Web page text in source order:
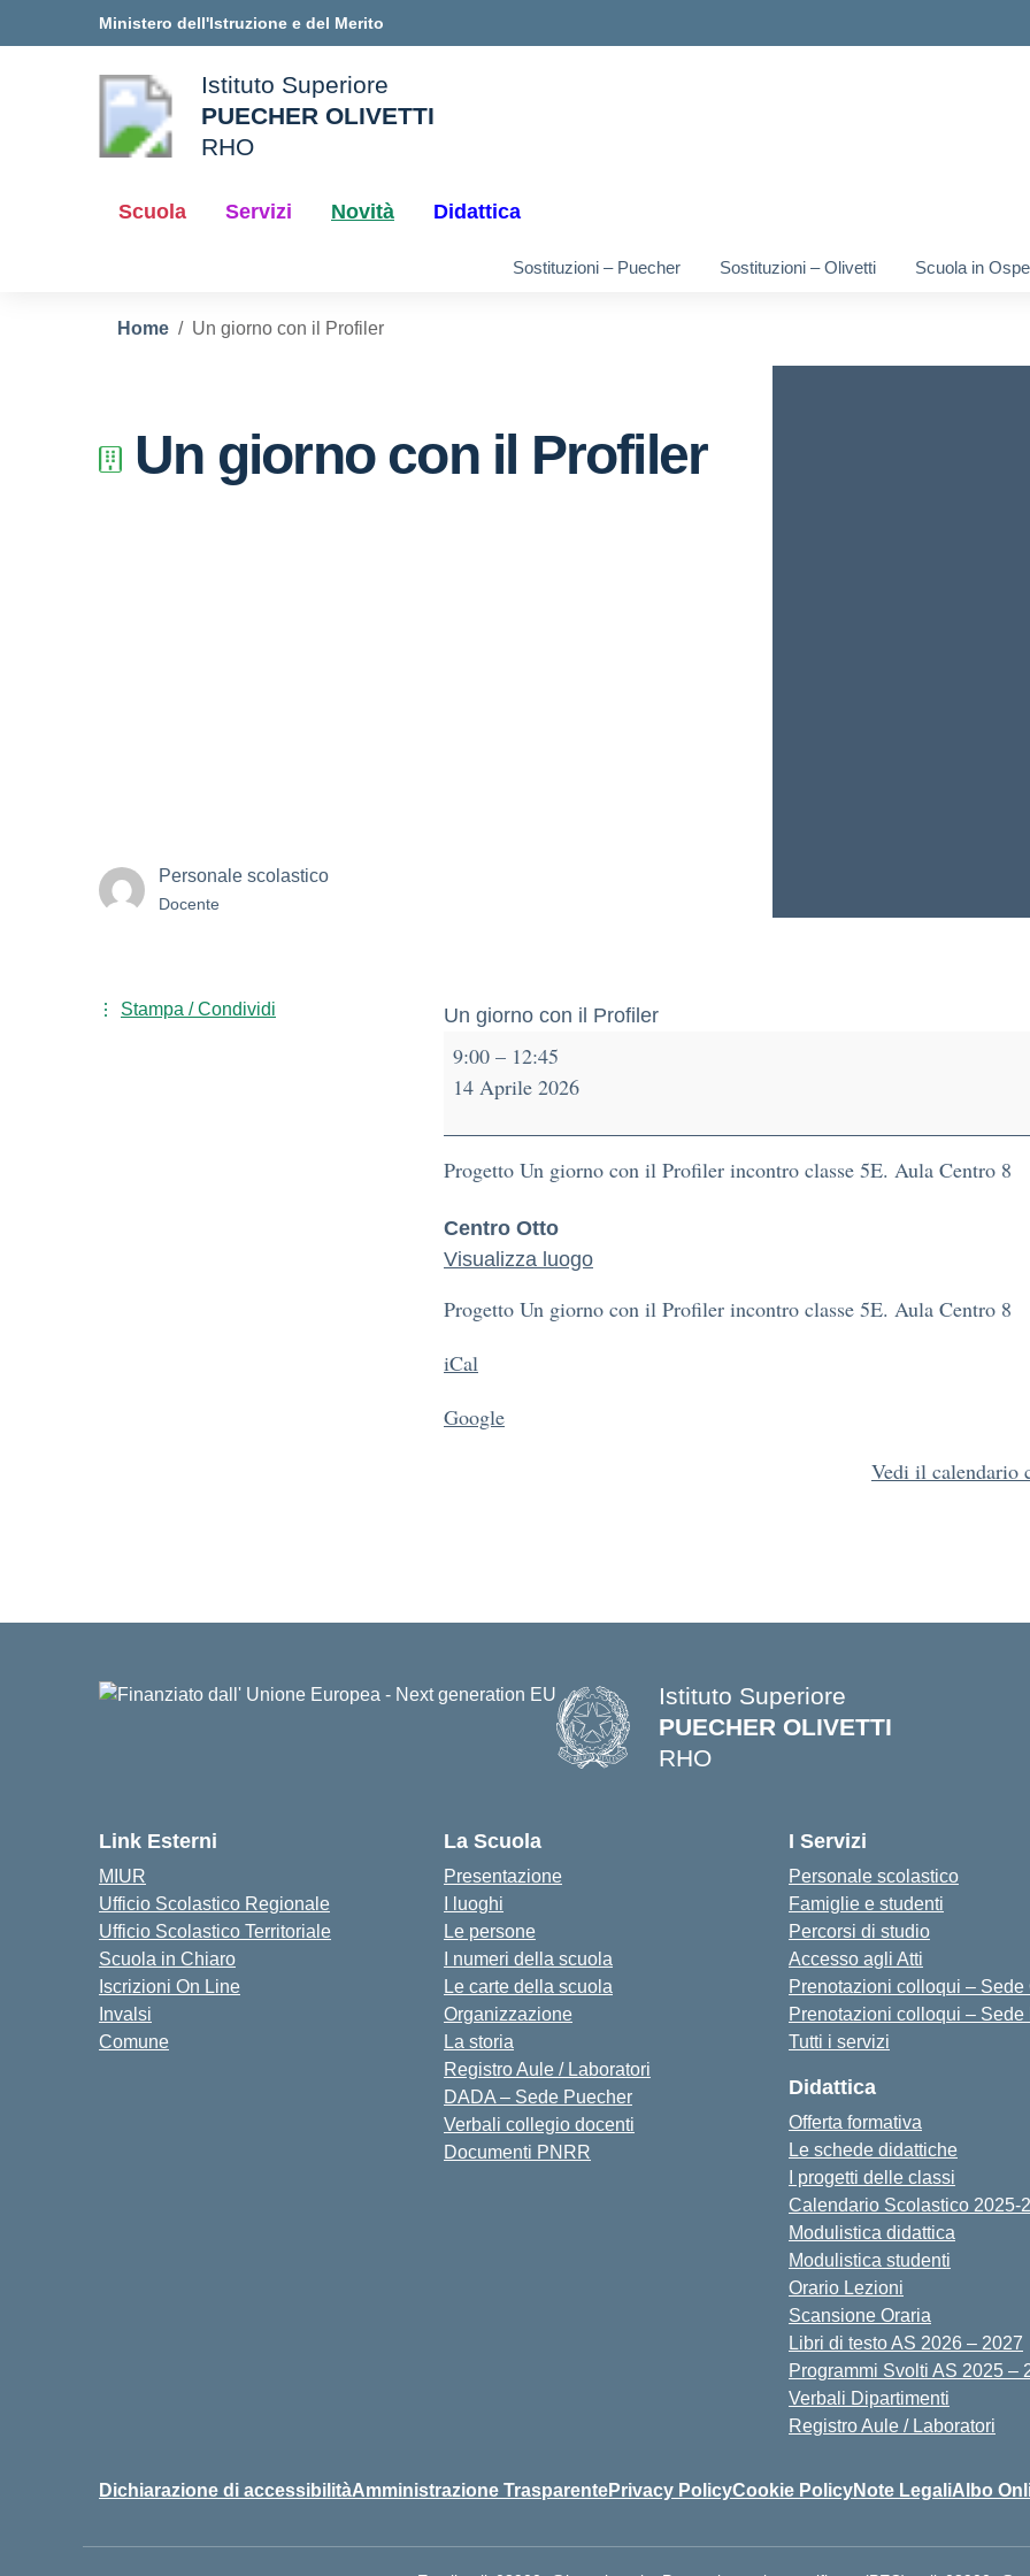
Ministero dell'Istruzione e del Merito
della scuola
Istituto Superiore
PUECHER OLIVETTI
RHO
Scuola Servizi Novità Didattica
Sostituzioni – Puecher Sostituzioni – Olivetti Scuola in
Home Un giorno con il Profiler
Un giorno con il Profiler
Personale scolastico
Docente
Stampa / Condividi Un giorno con il Profiler
9:00 – 12:45
14 Aprile 2026
Progetto Un giorno con il Profiler incontro classe 5E. Aula Centro 8
Centro Otto
Visualizza luogo
Progetto Un giorno con il Profiler incontro classe 5E. Aula Centro 8
iCal
Google
Vedi il calendario
Istituto Superiore
PUECHER OLIVETTI
RHO
Link Esterni
MIUR
Ufficio Scolastico Regionale
Ufficio Scolastico Territoriale
Scuola in Chiaro
Iscrizioni On Line
Invalsi
Comune
La Scuola
Presentazione
I luoghi
Le persone
I numeri della scuola
Le carte della scuola
Organizzazione
La storia
Registro Aule / Laboratori
DADA – Sede Puecher
Verbali collegio docenti
Documenti PNRR
I Servizi
Personale scolastico
Famiglie e studenti
Percorsi di studio
Accesso agli Atti
Prenotazioni colloqui – Sede
Prenotazioni colloqui – Sede
Tutti i servizi
Didattica
Offerta formativa
Le schede didattiche
I progetti delle classi
Calendario Scolastico 2025-
Modulistica didattica
Modulistica studenti
Orario Lezioni
Scansione Oraria
Libri di testo AS 2026 – 2027
Programmi Svolti AS 2025 –
Verbali Dipartimenti
Registro Aule / Laboratori
Dichiarazione di accessibilitàAmministrazione TrasparentePrivacy PolicyCookie PolicyNote LegaliAlbo